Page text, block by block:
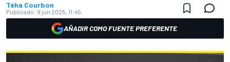
Téha Courbon
Publicado: 9 jun 2025, 11:45
AÑADIR COMO FUENTE PREFERENTE